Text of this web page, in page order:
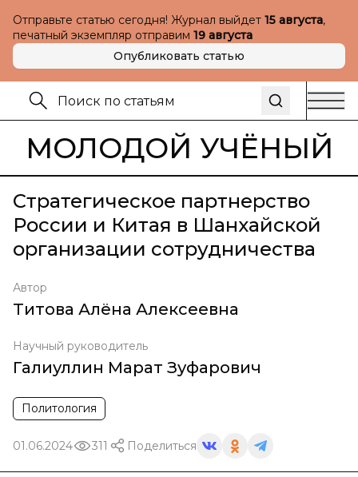
Отправьте статью сегодня! Журнал выйдет 15 августа,
печатный экземпляр отправим 19 августа
Опубликовать статью
МОЛОДОЙ УЧЁНЫЙ
Стратегическое партнерство
России и Китая в Шанхайской
организации сотрудничества
Автор
Титова Алёна Алексеевна
Научный руководитель
Галиуллин Марат Зуфарович
Политология
01.06.2024 311 Поделиться